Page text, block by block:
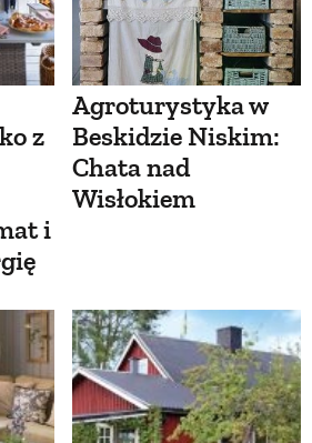
z
i
Agroturystyka w
Beskidzie Niskim:
Chata nad
Wisłokiem